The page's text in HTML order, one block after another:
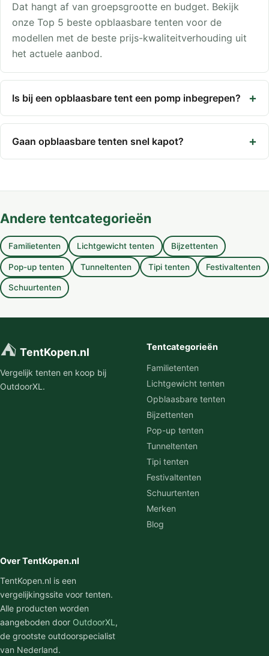
Dat hangt af van groepsgrootte en budget. Bekijk
onze Top 5 beste opblaasbare tenten voor de
modellen met de beste prijs-kwaliteitverhouding uit
het actuele aanbod.
Is bij een opblaasbare tent een pomp inbegrepen?
Gaan opblaasbare tenten snel kapot?
Andere tentcategorieën
Familietenten Lichtgewicht tenten Bijzettenten
Pop-up tenten Tunneltenten Tipi tenten Festivaltenten
Schuurtenten
⛺ TentKopen.nl
Vergelijk tenten en koop bij
OutdoorXL.
Tentcategorieën
Familietenten
Lichtgewicht tenten
Opblaasbare tenten
Bijzettenten
Pop-up tenten
Tunneltenten
Tipi tenten
Festivaltenten
Schuurtenten
Merken
Blog
Over TentKopen.nl
TentKopen.nl is een
vergelijkingssite voor tenten.
Alle producten worden
aangeboden door OutdoorXL ,
de grootste outdoorspecialist
van Nederland.